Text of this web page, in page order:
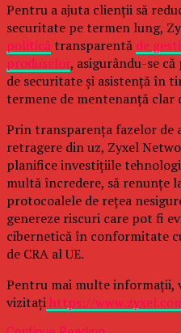
Pentru a ajuta clienții să
securitate pe termen lung,
politică transparentă de
produselor, asigurându-se
de securitate și asistență în
termene de mentenanță clar
Prin transparența fazelor de
retragere din uz, Zyxel
planifice investițiile
multă încredere, să renunțe
protocoalele de rețea
genereze riscuri care pot fi
cibernetică în conformitate
de CRA al UE.
Pentru mai multe informații,
vizitațihttps://